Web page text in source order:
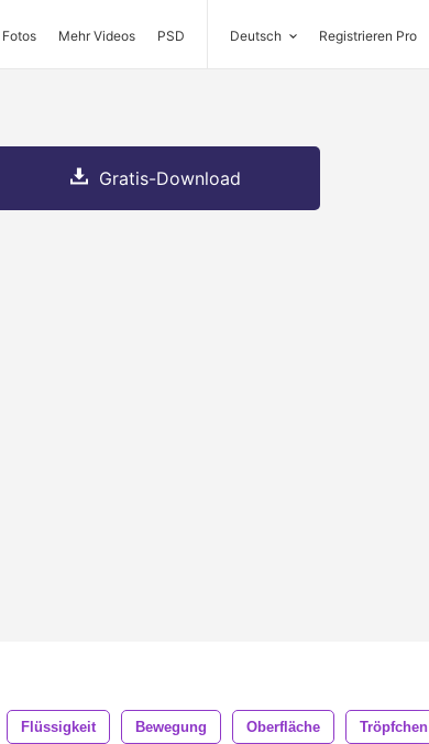
Fotos Mehr Videos PSD Deutsch Registrieren Pro
Gratis-Download
Flüssigkeit Bewegung Oberfläche Tröpfchen